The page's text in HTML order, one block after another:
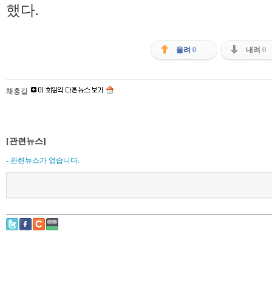
했다.
올려 0 내려 0
채홍길
[관련뉴스]
- 관련뉴스가 없습니다.